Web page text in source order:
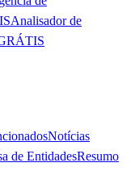
Analisador de
Notícias
de EntidadesResumo